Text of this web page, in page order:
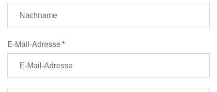
E-Mail-Adresse